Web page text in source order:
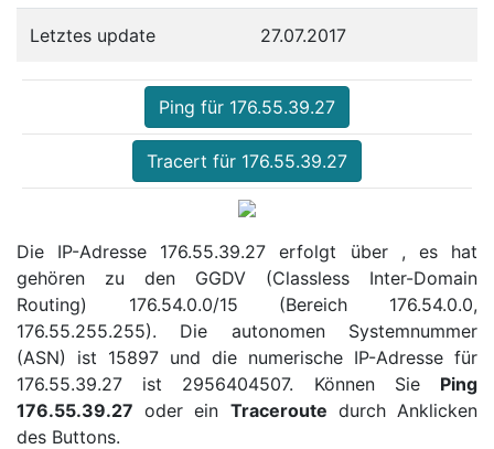
Letztes update 27.07.2017
Ping für 176.55.39.27
Tracert für 176.55.39.27
Die IP-Adresse 176.55.39.27 erfolgt über , es hat
gehören zu den GGDV (Classless Inter-Domain
Routing) 176.54.0.0/15 (Bereich 176.54.0.0,
176.55.255.255). Die autonomen Systemnummer
(ASN) ist 15897 und die numerische IP-Adresse für
176.55.39.27 ist 2956404507. Können Sie Ping
176.55.39.27 oder ein Traceroute durch Anklicken
des Buttons.